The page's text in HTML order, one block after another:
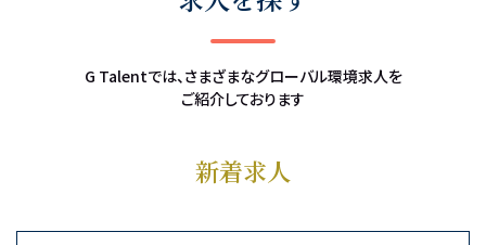
G Talentでは、さまざまなグローバル環境求人を
ご紹介しております
新着求人